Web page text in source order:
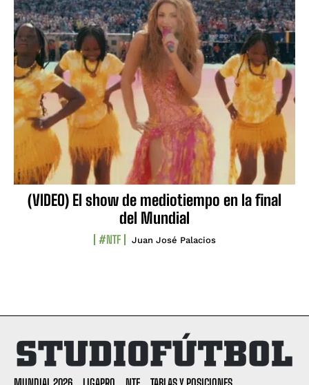
(VIDEO) El show de mediotiempo en la final
del Mundial
#NTF Juan José Palacios